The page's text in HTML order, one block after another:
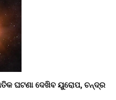
ଘଟଣା ଦେଖିବ ୟୁରୋପ, ଚନ୍ଦ୍ର